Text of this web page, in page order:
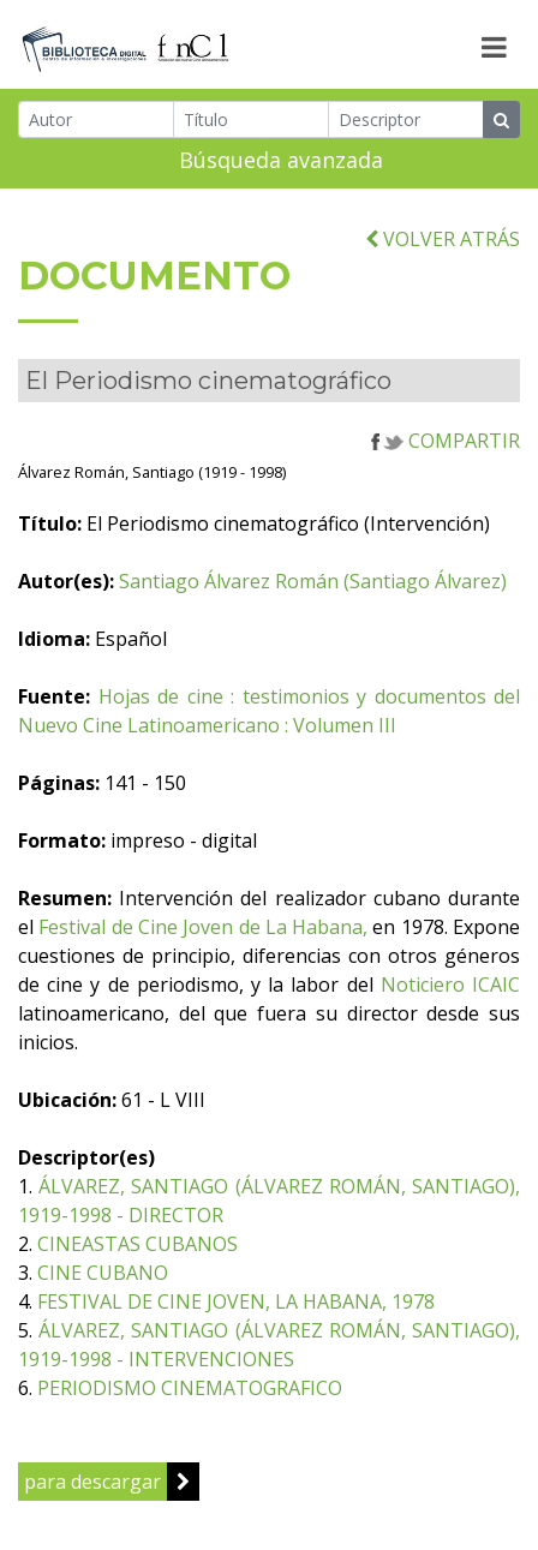
Búsqueda avanzada
VOLVER ATRÁS
DOCUMENTO
El Periodismo cinematográfico
COMPARTIR
Álvarez Román, Santiago (1919 - 1998)
Título: El Periodismo cinematográfico (Intervención)
Autor(es):Santiago Álvarez Román (Santiago Álvarez)
Idioma: Español
Fuente: Hojas de cine : testimonios y documentos del
Nuevo Cine Latinoamericano : Volumen III
Páginas: 141 - 150
Formato: impreso - digital
Resumen: Intervención del realizador cubano durante
el Festival de Cine Joven de La Habana, en 1978. Expone
cuestiones de principio, diferencias con otros géneros
de cine y de periodismo, y la labor del Noticiero ICAIC
latinoamericano, del que fuera su director desde sus
inicios.
Ubicación:61 - L VIII
Descriptor(es)
1.ÁLVAREZ, SANTIAGO (ÁLVAREZ ROMÁN, SANTIAGO),
1919-1998 - DIRECTOR
2. CINEASTAS CUBANOS
3. CINE CUBANO
4. FESTIVAL DE CINE JOVEN, LA HABANA, 1978
5.ÁLVAREZ, SANTIAGO (ÁLVAREZ ROMÁN, SANTIAGO),
1919-1998 - INTERVENCIONES
6. PERIODISMO CINEMATOGRAFICO
para descargar